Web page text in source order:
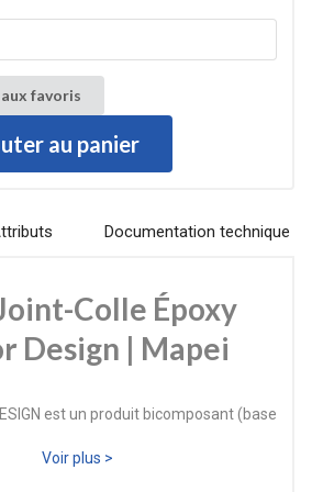
favoris
au panier
Documentation technique
Colle Époxy
Design | Mapei
est un produit bicomposant (base
Voir plus >